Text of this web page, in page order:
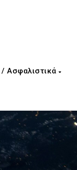
Ασφαλιστικά